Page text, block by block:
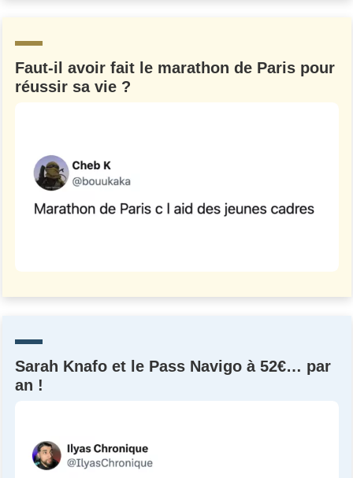
Faut-il avoir fait le marathon de Paris pour
réussir sa vie ?
Sarah Knafo et le Pass Navigo à 52€… par
an !